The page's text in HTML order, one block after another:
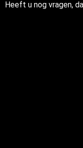
Heeft u nog vragen,